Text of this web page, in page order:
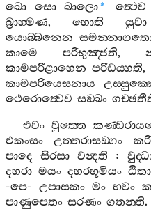
ඛො
සො බාලො * ත්‍ථෙව
බ්‍රාහ‍්මණ, හොති යුවා
යොබ‍්බනෙන
කාමෙ
පරිභුඤ‍්ජති,
කාමපරිළාහෙන පරිඩය‍්හති,
කාමපරියෙසනාය
ථෙරොත්‍වෙව සඞ‍්ඛං
එවං වුත‍්තෙ
එකංසං
උත‍්තරාසඞ‍්ගං
පාදෙ
සිරසා වන්‍දති :
දහරා මයං දහරභූමියං
-පෙ- උපාසකං මං භවං
පාණුපෙතං සරණං ගතන‍්ති.